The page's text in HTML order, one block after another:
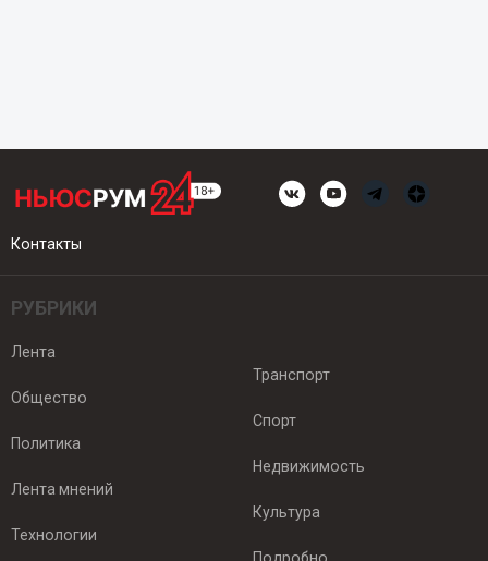
Контакты
РУБРИКИ
Лента
Общество
Политика
Лента мнений
Технологии
Транспорт
Спорт
Недвижимость
Культура